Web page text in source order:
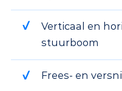
Verticaal en
stuurboom
Frees- en